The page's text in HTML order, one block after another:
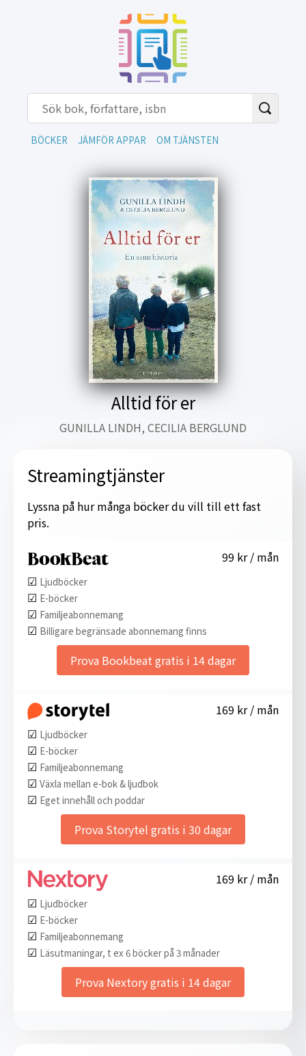
BÖCKER JÄMFÖR APPAR OM TJÄNSTEN
Alltid för er
GUNILLA LINDH, CECILIA BERGLUND
Streamingtjänster
Lyssna på hur många böcker du vill till ett fast
pris.
99 kr / mån
☑︎ Ljudböcker
☑︎ E-böcker
☑︎ Familjeabonnemang
☑︎ Billigare begränsade abonnemang finns
Prova Bookbeat gratis i 14 dagar
169 kr / mån
☑︎ Ljudböcker
☑︎ E-böcker
☑︎ Familjeabonnemang
☑︎ Växla mellan e-bok & ljudbok
☑︎ Eget innehåll och poddar
Prova Storytel gratis i 30 dagar
169 kr / mån
☑︎ Ljudböcker
☑︎ E-böcker
☑︎ Familjeabonnemang
☑︎ Läsutmaningar, t ex 6 böcker på 3 månader
Prova Nextory gratis i 14 dagar